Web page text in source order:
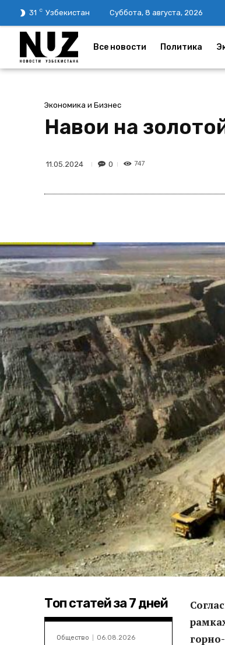
31 C Узбекистан Суббота, 8 августа, 2026
Все новости Политика
Экономика и Бизнес
Навои на
11.05.2024 0 747
Топ статей за 7 дней
Общество 06.08.2026